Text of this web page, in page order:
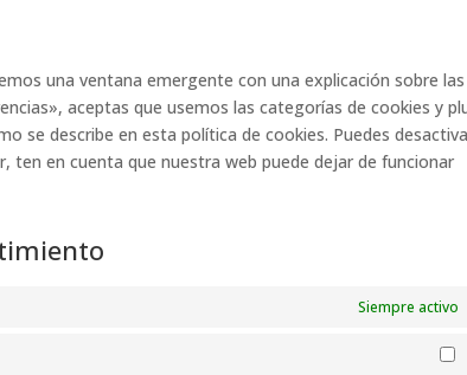
una ventana emergente con una explicación sobre las
aceptas que usemos las categorías de cookies y
se describe en esta política de cookies. Puedes
en cuenta que nuestra web puede dejar de funcionar
Siempre activo